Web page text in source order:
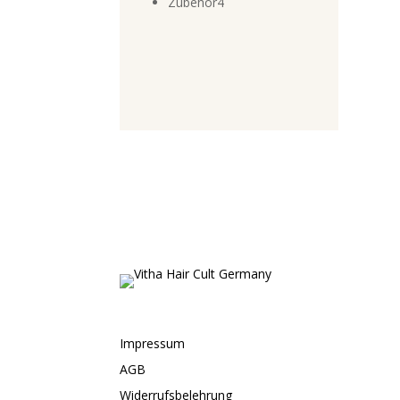
Impressum
AGB
Widerrufsbelehrung